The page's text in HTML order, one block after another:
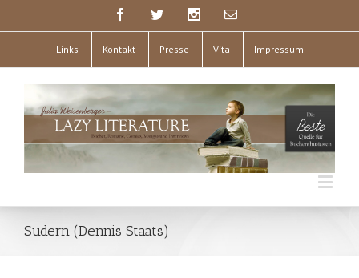
Links Kontakt Presse Vita Impressum
Sudern (Dennis Staats)